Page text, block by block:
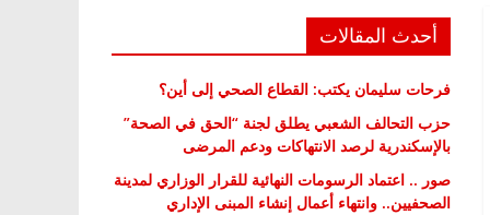
أحدث المقالات
فرحات سليمان يكتب: القطاع الصحي إلى أين؟
حزب التحالف الشعبي يطلق لجنة “الحق في الصحة”
بالإسكندرية لرصد الانتهاكات ودعم المرضى
صور .. اعتماد الرسومات النهائية للقرار الوزاري لمدينة
الصحفيين.. وانتهاء أعمال إنشاء المبنى الإداري